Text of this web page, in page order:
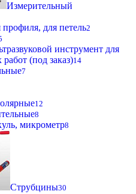
Измерительный
для петель2
инструмент для
(под заказ)14
7
12
8
микрометр8
Струбцины30